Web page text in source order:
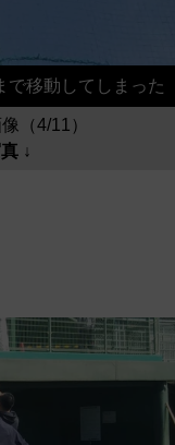
移動してしまった
（4/11）
↓